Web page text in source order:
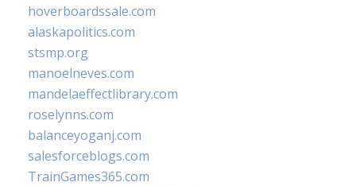
hoverboardssale.com
alaskapolitics.com
stsmp.org
manoelneves.com
mandelaeffectlibrary.com
roselynns.com
balanceyoganj.com
salesforceblogs.com
TrainGames365.com